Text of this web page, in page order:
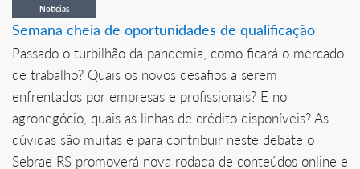
Notícias
Semana cheia de oportunidades de qualificação
Passado o turbilhão da pandemia, como ficará o mercado
de trabalho? Quais os novos desafios a serem
enfrentados por empresas e profissionais? E no
agronegócio, quais as linhas de crédito disponíveis? As
dúvidas são muitas e para contribuir neste debate o
Sebrae RS promoverá nova rodada de conteúdos online e